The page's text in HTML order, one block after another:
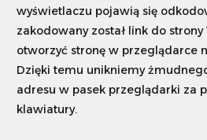
wyświetlaczu pojawią się
zakodowany został link do
otworzyć stronę w przeglądarce
Dzięki temu unikniemy
adresu w pasek przeglądarki za
klawiatury.